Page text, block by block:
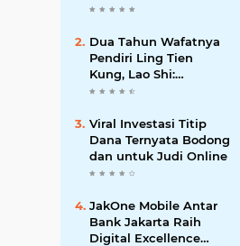
Prestasinya Pun
Dua Tahun Wafatnya
Pendiri Ling Tien
Kung, Lao Shi:
Amanah Harus Kita
Viral Investasi Titip
Dana Ternyata Bodong
dan untuk Judi Online
JakOne Mobile Antar
Bank Jakarta Raih
Digital Excellence